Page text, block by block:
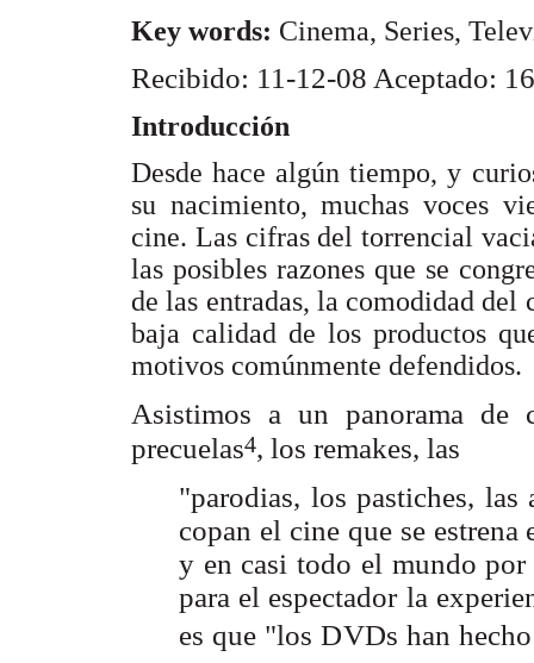
Key words: Cinema, Series,
Recibido: 11-12-08 Aceptado:
Introducción
Desde hace algún tiempo, y
su nacimiento, muchas voces
cine. Las cifras del torrencial
las posibles razones que se
de las entradas, la comodidad
baja calidad de los productos
motivos comúnmente defendidos.
Asistimos a un panorama de
precuelas4, los remakes, las
"parodias, los pastiches, las
copan el cine que se
y en casi todo el mundo
para el espectador la
es que "los DVDs han